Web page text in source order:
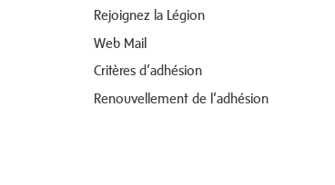
Rejoignez la Légion
Web Mail
Critères d’adhésion
Renouvellement de l’adhésion